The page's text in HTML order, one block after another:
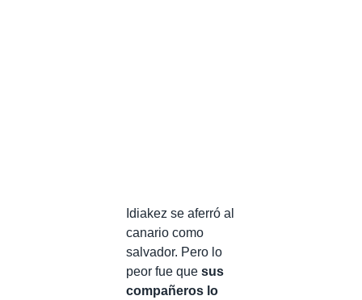
Idiakez se aferró al
canario como
salvador. Pero lo
peor fue que sus
compañeros lo